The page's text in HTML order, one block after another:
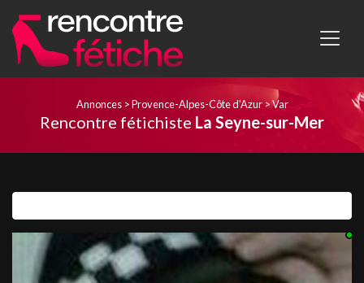
Annonces>Provence-Alpes-Côte d'Azur>Var
Rencontre fétichiste La Seyne-sur-Mer